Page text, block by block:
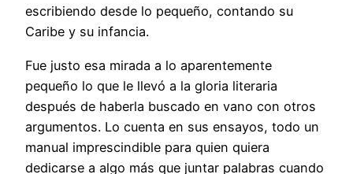
escribiendo desde lo pequeño, contando su
Caribe y su infancia.
Fue justo esa mirada a lo aparentemente
pequeño lo que le llevó a la gloria literaria
después de haberla buscado en vano con otros
argumentos. Lo cuenta en sus ensayos, todo un
manual imprescindible para quien quiera
dedicarse a algo más que juntar palabras cuando